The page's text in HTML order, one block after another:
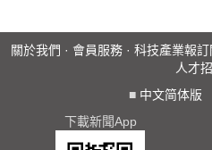
關於我們 · 會員服務 · 科技產業報訂
人才
■ 中文简体版
下載新聞App